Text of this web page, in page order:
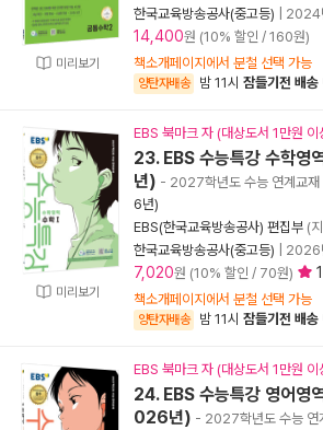
미리보기
한국교육방송공사(중고등)
2024
14,400원 (10% 할인 / 160원)
책소개페이지에서 분철 선택 가능
양탄자배송 밤 11시 잠들기전 배송
미리보기
EBS 북마크 자 (대상도서 1만원 이
23. EBS 수능특강 수학영
년) - 2027학년도 수능 연계교재
6년)
EBS(한국교육방송공사) 편집부 (
한국교육방송공사(중고등)
2026
7,020원 (10% 할인 / 70원)
책소개페이지에서 분철 선택 가능
양탄자배송 밤 11시 잠들기전 배송
EBS 북마크 자 (대상도서 1만원 이
24. EBS 수능특강 영어영
026년) - 2027학년도 수능 연